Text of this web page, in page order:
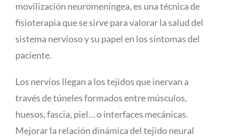
movilización neuromeníngea, es una técnica de
fisioterapia que se sirve para valorar la salud del
sistema nervioso ysu papel en los síntomas del
paciente.
Los nervios llegan a los tejidos que inervan a
través de túneles formados entremúsculos,
huesos, fascia, piel… o interfaces mecánicas.
Mejorar la relacióndinámica del tejido neural